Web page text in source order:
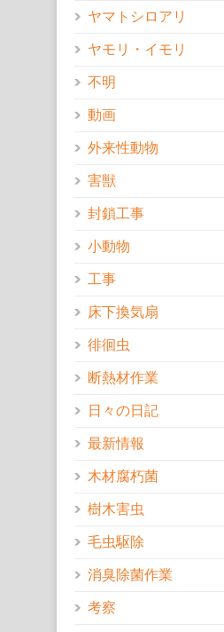
ヤマトシロアリ
ヤモリ・イモリ
不明
動画
外来性動物
害獣
封鎖工事
小動物
工事
床下換気扇
徘徊虫
断熱材作業
日々の日記
最新情報
木材腐朽菌
樹木害虫
毛虫駆除
消臭除菌作業
考察